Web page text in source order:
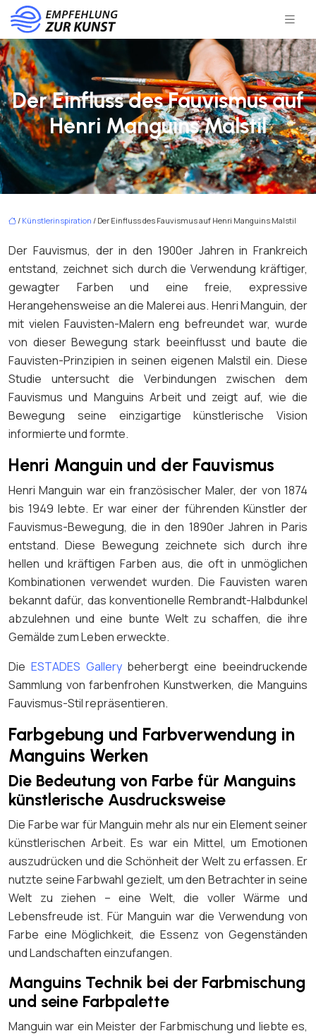
Der Einfluss des Fauvismus auf
Henri Manguins Malstil
/ Künstlerinspiration / Der Einfluss des Fauvismus auf Henri Manguins Malstil
Der Fauvismus, der in den 1900er Jahren in Frankreich
entstand, zeichnet sich durch die Verwendung kräftiger,
gewagter Farben und eine freie, expressive
Herangehensweise an die Malerei aus. Henri Manguin, der
mit vielen Fauvisten-Malern eng befreundet war, wurde
von dieser Bewegung stark beeinflusst und baute die
Fauvisten-Prinzipien in seinen eigenen Malstil ein. Diese
Studie untersucht die Verbindungen zwischen dem
Fauvismus und Manguins Arbeit und zeigt auf, wie die
Bewegung seine einzigartige künstlerische Vision
informierte und formte.
Henri Manguin und der Fauvismus
Henri Manguin war ein französischer Maler, der von 1874
bis 1949 lebte. Er war einer der führenden Künstler der
Fauvismus-Bewegung, die in den 1890er Jahren in Paris
entstand. Diese Bewegung zeichnete sich durch ihre
hellen und kräftigen Farben aus, die oft in unmöglichen
Kombinationen verwendet wurden. Die Fauvisten waren
bekannt dafür, das konventionelle Rembrandt-Halbdunkel
abzulehnen und eine bunte Welt zu schaffen, die ihre
Gemälde zum Leben erweckte.
Die ESTADES Gallerybeherbergt eine beeindruckende
Sammlung von farbenfrohen Kunstwerken, die Manguins
Fauvismus-Stil repräsentieren.
Farbgebung und Farbverwendung in
Manguins Werken
Die Bedeutung von Farbe für Manguins
künstlerische Ausdrucksweise
Die Farbe war für Manguin mehr als nur ein Element seiner
künstlerischen Arbeit. Es war ein Mittel, um Emotionen
auszudrücken und die Schönheit der Welt zu erfassen. Er
nutzte seine Farbwahl gezielt, um den Betrachter in seine
Welt zu ziehen – eine Welt, die voller Wärme und
Lebensfreude ist. Für Manguin war die Verwendung von
Farbe eine Möglichkeit, die Essenz von Gegenständen
und Landschaften einzufangen.
Manguins Technik bei der Farbmischung
und seine Farbpalette
Manguin war ein Meister der Farbmischung und liebte es,